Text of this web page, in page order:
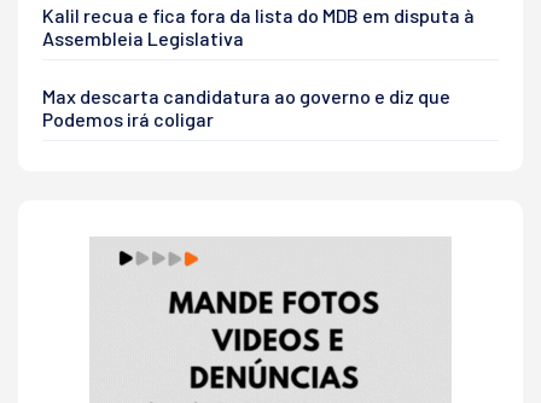
Kalil recua e fica fora da lista do MDB em disputa à
Assembleia Legislativa
Max descarta candidatura ao governo e diz que
Podemos irá coligar